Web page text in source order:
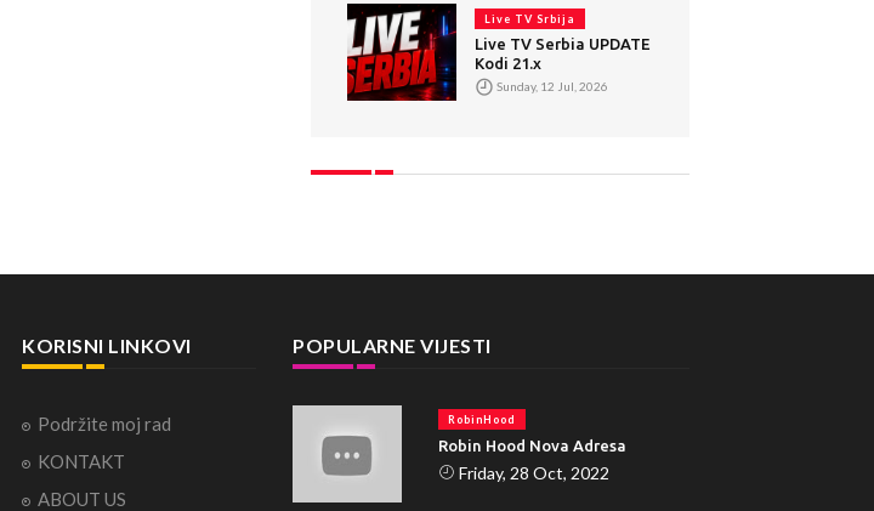
Live TV Srbija
Live TV Serbia UPDATE
Kodi 21.x
Sunday, 12 Jul, 2026
KORISNI LINKOVI
Podržite moj rad
KONTAKT
ABOUT US
POPULARNE VIJESTI
RobinHood
Robin Hood Nova Adresa
Friday, 28 Oct, 2022